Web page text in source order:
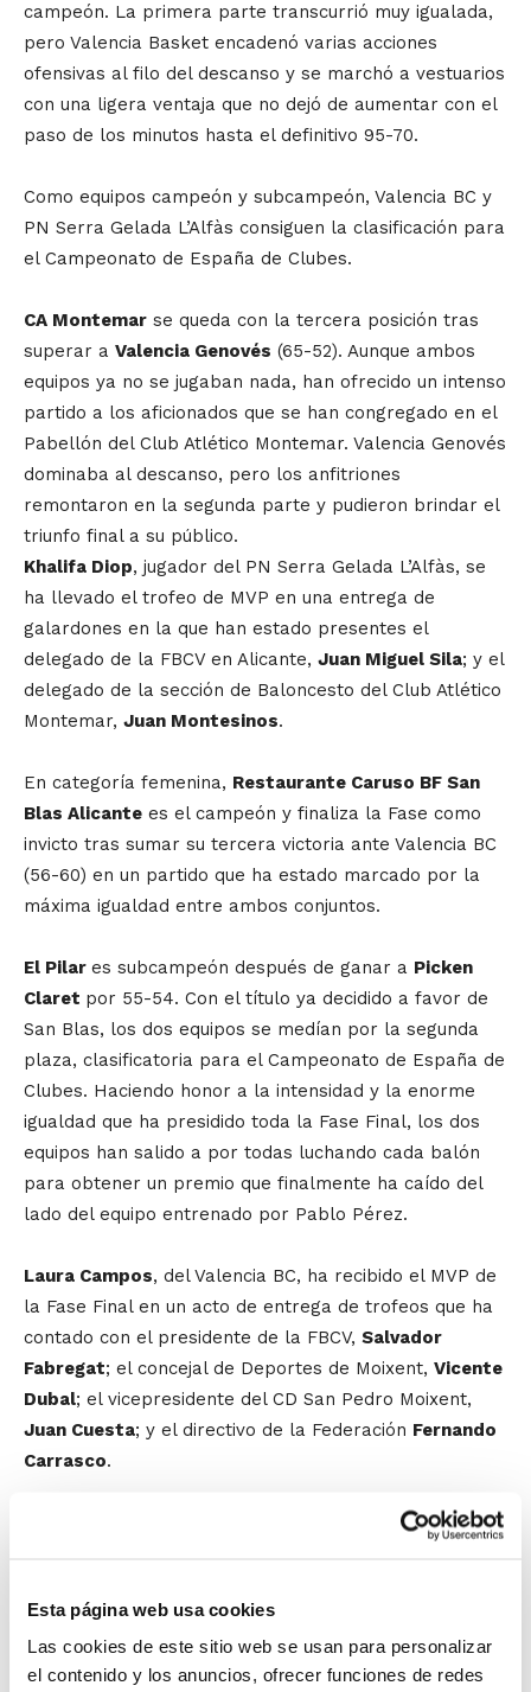
Esta página web usa cookies
Las cookies de este sitio web se usan para personalizar
el contenido y los anuncios, ofrecer funciones de redes
campeón. La primera parte transcurrió muy igualada,
pero Valencia Basket encadenó varias acciones
ofensivas al filo del descanso y se marchó a vestuarios
con una ligera ventaja que no dejó de aumentar con el
paso de los minutos hasta el definitivo 95-70.
Como equipos campeón y subcampeón, Valencia BC y
PN Serra Gelada L’Alfàs consiguen la clasificación para
el Campeonato de España de Clubes.
CA Montemar se queda con la tercera posición tras
superar a Valencia Genovés (65-52). Aunque ambos
equipos ya no se jugaban nada, han ofrecido un intenso
partido a los aficionados que se han congregado en el
Pabellón del Club Atlético Montemar. Valencia Genovés
dominaba al descanso, pero los anfitriones
remontaron en la segunda parte y pudieron brindar el
triunfo final a su público.
Khalifa Diop, jugador del PN Serra Gelada L’Alfàs, se
ha llevado el trofeo de MVP en una entrega de
galardones en la que han estado presentes el
delegado de la FBCV en Alicante, Juan Miguel Sila; y el
delegado de la sección de Baloncesto del Club Atlético
Montemar, Juan Montesinos.
En categoría femenina, Restaurante Caruso BF San
Blas Alicante es el campeón y finaliza la Fase como
invicto tras sumar su tercera victoria ante Valencia BC
(56-60) en un partido que ha estado marcado por la
máxima igualdad entre ambos conjuntos.
El Pilar es subcampeón después de ganar a Picken
Claret por 55-54. Con el título ya decidido a favor de
San Blas, los dos equipos se medían por la segunda
plaza, clasificatoria para el Campeonato de España de
Clubes. Haciendo honor a la intensidad y la enorme
igualdad que ha presidido toda la Fase Final, los dos
equipos han salido a por todas luchando cada balón
para obtener un premio que finalmente ha caído del
lado del equipo entrenado por Pablo Pérez.
Laura Campos, del Valencia BC, ha recibido el MVP de
la Fase Final en un acto de entrega de trofeos que ha
contado con el presidente de la FBCV, Salvador
Fabregat; el concejal de Deportes de Moixent, Vicente
Dubal; el vicepresidente del CD San Pedro Moixent,
Juan Cuesta; y el directivo de la Federación Fernando
Carrasco.
Galería de fotos Fase Final Cadete Masculino IR
Autonómico
Resultados y estadísticas de todos los